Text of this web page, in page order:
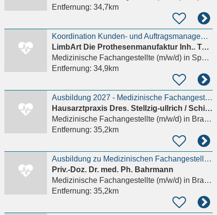
Entfernung: 34,7km
Koordination Kunden- und Auftragsmanagement (m/w/d)
LimbArt Die Prothesenmanufaktur Inh.. Tobias Werner
Medizinische Fachangestellte (m/w/d)in Speyer
Entfernung: 34,9km
Ausbildung 2027 - Medizinische Fachangestellte (m/w/d)
Hausarztpraxis Dres. Stellzig-ullrich / Schirrmann / Froihofer
Medizinische Fachangestellte (m/w/d)in Brackenheim
Entfernung: 35,2km
Ausbildung zu Medizinischen Fachangestellten (m/w/d) 2026
Priv.-Doz. Dr. med. Ph. Bahrmann
Medizinische Fachangestellte (m/w/d)in Brackenheim
Entfernung: 35,2km